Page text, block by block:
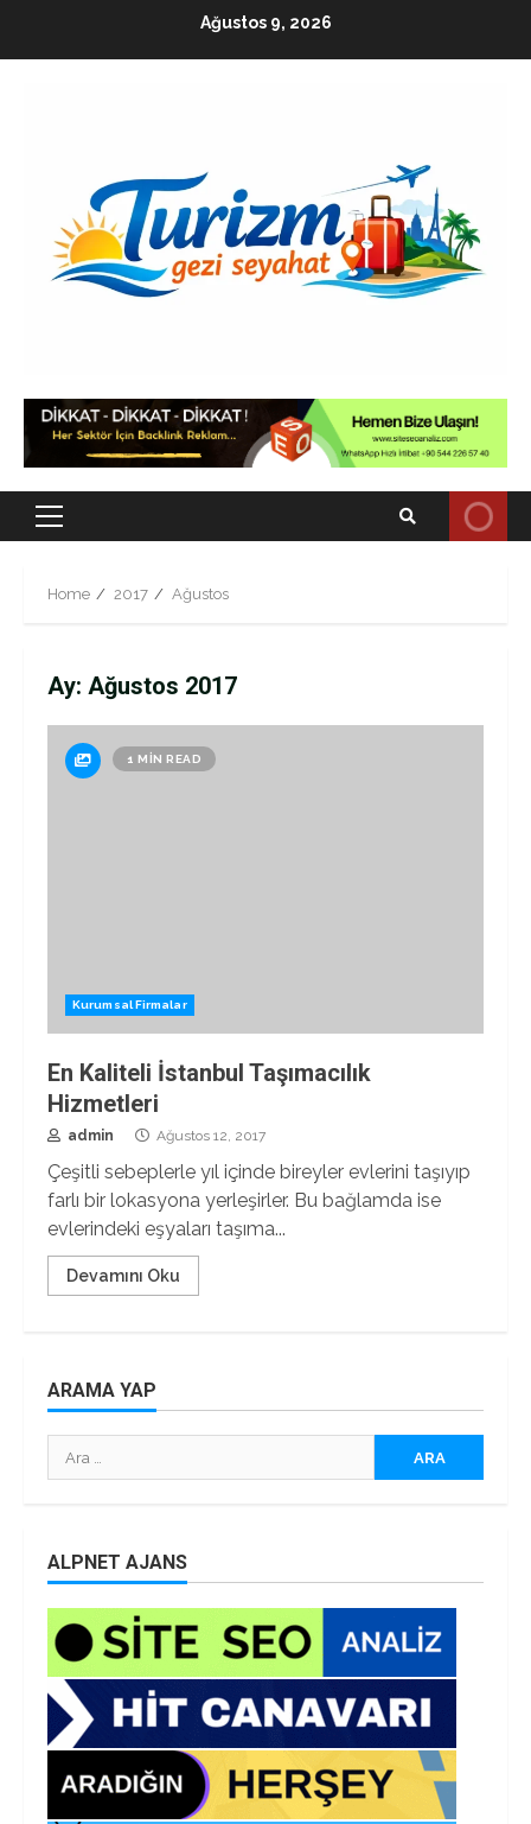
Ağustos 9, 2026
Primary
Home 2017 Ağustos
Ay: Ağustos 2017
1 MIN READ
Kurumsal Firmalar
En Kaliteli İstanbul Taşımacılık
Hizmetleri
admin Ağustos 12, 2017
Çeşitli sebeplerle yıl içinde bireyler evlerini taşıyıp
farlı bir lokasyona yerleşirler. Bu bağlamda ise
evlerindeki eşyaları taşıma...
Devamını Oku
ARAMA YAP
Arama:
ALPNET AJANS